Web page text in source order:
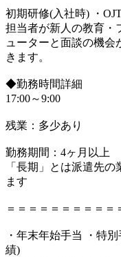
初期研修(入社時) ・
担当者が新人の教育・
ューターと面談の機
きます。
◆勤務時間詳細
17:00～9:00
残業：多少あり
勤務期間：4ヶ月以上
「長期」とは派遣先
ます
＝＝＝＝＝＝＝＝＝＝
・年末年始手当 ・特
績)